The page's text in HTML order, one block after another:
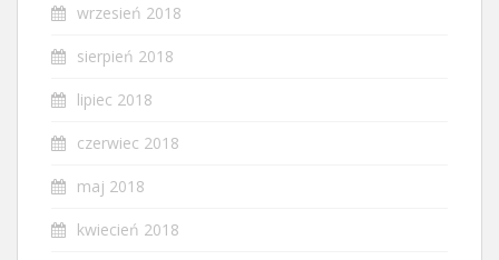
wrzesień 2018
sierpień 2018
lipiec 2018
czerwiec 2018
maj 2018
kwiecień 2018